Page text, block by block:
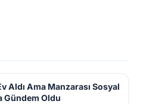
Aldı Ama Manzarası Sosyal
Gündem Oldu